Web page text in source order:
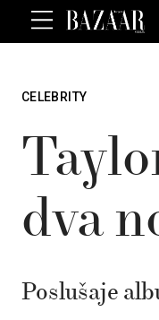
CELEBRITY
dva
Poslušaje